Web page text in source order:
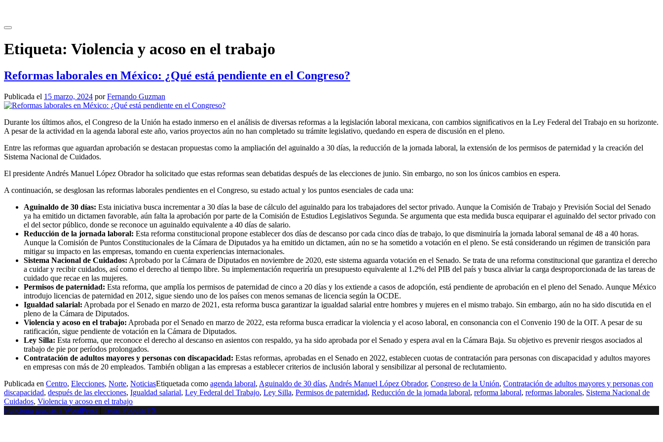
contenido
Etiqueta: Violencia y acoso en el trabajo
Reformas laborales en México: ¿Qué está pendiente en el Congreso?
Publicada el 15 marzo, 2024 porFernando Guzman
Durante los últimos años, el Congreso de la Unión ha estado inmerso en el análisis de diversas reformas a la legislación laboral mexicana, con cambios significativos en la Ley Federal del Trabajo en su horizonte.
A pesar de la actividad en la agenda laboral este año, varios proyectos aún no han completado su trámite legislativo, quedando en espera de discusión en el pleno.
Entre las reformas que aguardan aprobación se destacan propuestas como la ampliación del aguinaldo a 30 días, la reducción de la jornada laboral, la extensión de los permisos de paternidad y la creación del
Sistema Nacional de Cuidados.
El presidente Andrés Manuel López Obrador ha solicitado que estas reformas sean debatidas después de las elecciones de junio. Sin embargo, no son los únicos cambios en espera.
A continuación, se desglosan las reformas laborales pendientes en el Congreso, su estado actual y los puntos esenciales de cada una:
Aguinaldo de 30 días: Esta iniciativa busca incrementar a 30 días la base de cálculo del aguinaldo para los trabajadores del sector privado. Aunque la Comisión de Trabajo y Previsión Social del Senado
ya ha emitido un dictamen favorable, aún falta la aprobación por parte de la Comisión de Estudios Legislativos Segunda. Se argumenta que esta medida busca equiparar el aguinaldo del sector privado con
el del sector público, donde se reconoce un aguinaldo equivalente a 40 días de salario.
Reducción de la jornada laboral: Esta reforma constitucional propone establecer dos días de descanso por cada cinco días de trabajo, lo que disminuiría la jornada laboral semanal de 48 a 40 horas.
Aunque la Comisión de Puntos Constitucionales de la Cámara de Diputados ya ha emitido un dictamen, aún no se ha sometido a votación en el pleno. Se está considerando un régimen de transición para
mitigar su impacto en las empresas, tomando en cuenta experiencias internacionales.
Sistema Nacional de Cuidados: Aprobado por la Cámara de Diputados en noviembre de 2020, este sistema aguarda votación en el Senado. Se trata de una reforma constitucional que garantiza el derecho
a cuidar y recibir cuidados, así como el derecho al tiempo libre. Su implementación requeriría un presupuesto equivalente al 1.2% del PIB del país y busca aliviar la carga desproporcionada de las tareas de
cuidado que recae en las mujeres.
Permisos de paternidad: Esta reforma, que amplía los permisos de paternidad de cinco a 20 días y los extiende a casos de adopción, está pendiente de aprobación en el pleno del Senado. Aunque México
introdujo licencias de paternidad en 2012, sigue siendo uno de los países con menos semanas de licencia según la OCDE.
Igualdad salarial: Aprobada por el Senado en marzo de 2021, esta reforma busca garantizar la igualdad salarial entre hombres y mujeres en el mismo trabajo. Sin embargo, aún no ha sido discutida en el
pleno de la Cámara de Diputados.
Violencia y acoso en el trabajo: Aprobada por el Senado en marzo de 2022, esta reforma busca erradicar la violencia y el acoso laboral, en consonancia con el Convenio 190 de la OIT. A pesar de su
ratificación, sigue pendiente de votación en la Cámara de Diputados.
Ley Silla: Esta reforma, que reconoce el derecho al descanso en asientos con respaldo, ya ha sido aprobada por el Senado y espera aval en la Cámara Baja. Su objetivo es prevenir riesgos asociados al
trabajo de pie por períodos prolongados.
Contratación de adultos mayores y personas con discapacidad: Estas reformas, aprobadas en el Senado en 2022, establecen cuotas de contratación para personas con discapacidad y adultos mayores
en empresas con más de 20 empleados. También obligan a las empresas a establecer criterios de inclusión laboral y sensibilizar al personal de reclutamiento.
Publicada en Centro, Elecciones, Norte, NoticiasEtiquetada como agenda laboral, Aguinaldo de 30 días, Andrés Manuel López Obrador, Congreso de la Unión, Contratación de adultos mayores y personas con
discapacidad, después de las elecciones, Igualdad salarial, Ley Federal del Trabajo, Ley Silla, Permisos de paternidad, Reducción de la jornada laboral, reforma laboral, reformas laborales, Sistema Nacional de
Cuidados, Violencia y acoso en el trabajo
Funciona gracias a WordPress
Tema PopularFX